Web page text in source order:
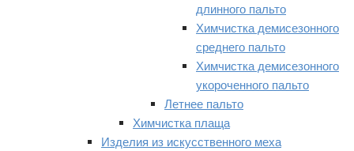
длинного пальто
Химчистка демисезонного
среднего пальто
Химчистка демисезонного
укороченного пальто
Летнее пальто
Химчистка плаща
Изделия из искусственного меха